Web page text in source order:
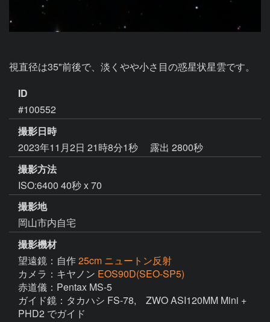
視直径は35"前後で、淡くやや小さ目の惑星状星雲です。
ID
#100552
撮影日時
2023年11月2日 21時8分1秒
露出 2800秒
撮影方法
ISO:6400 40秒 x 70
撮影地
岡山市内自宅
撮影機材
望遠鏡：自作25cm ニュートン反射
カメラ：キヤノン EOS90D(SEO-SP5)
赤道儀：Pentax MS-5
ガイド鏡：タカハシ FS-78,    ZWO ASI120MM Mini +
PHD2 でガイド